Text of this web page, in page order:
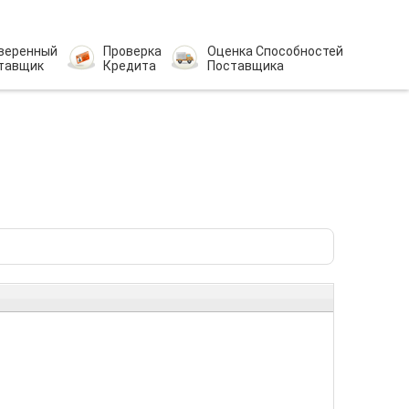
Проверка
Кредита
Оценка Способностей
Поставщика